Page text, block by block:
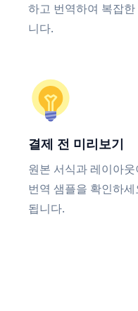
하고 번역하여 복잡
니다.
결제 전 미리보기
원본 서식과 레이아
번역 샘플을 확인하
됩니다.